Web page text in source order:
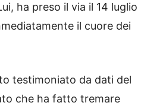
ha preso il via il 14 luglio
il cuore dei
testimoniato da dati del
che ha fatto tremare